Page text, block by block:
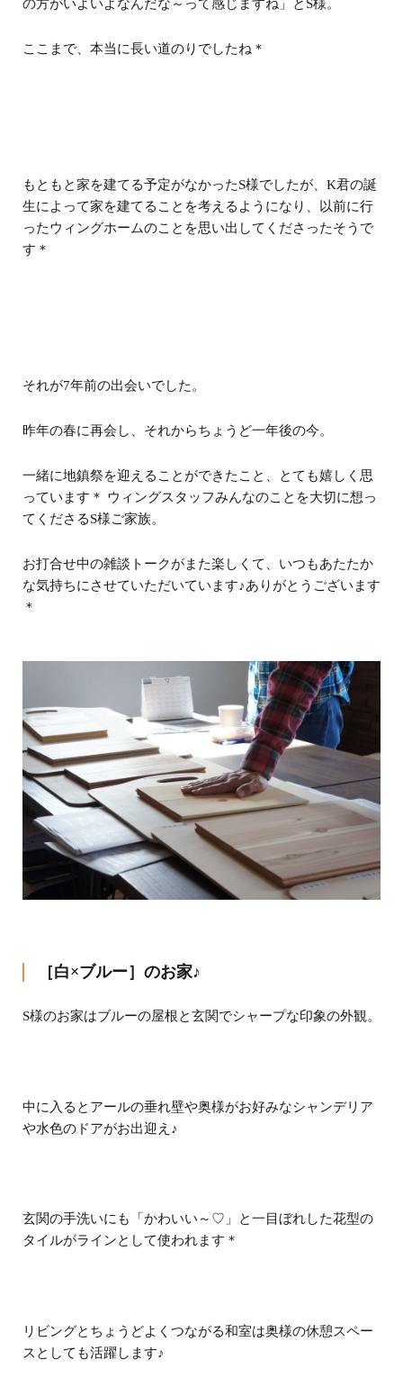
の方がいよいよなんだな～って感じますね」とS様。
ここまで、本当に長い道のりでしたね＊
もともと家を建てる予定がなかったS様でしたが、K君の誕
生によって家を建てることを考えるようになり、以前に行
ったウィングホームのことを思い出してくださったそうで
す＊
それが7年前の出会いでした。
昨年の春に再会し、それからちょうど一年後の今。
一緒に地鎮祭を迎えることができたこと、とても嬉しく思
っています＊ ウィングスタッフみんなのことを大切に想っ
てくださるS様ご家族。
お打合せ中の雑談トークがまた楽しくて、いつもあたたか
な気持ちにさせていただいています♪ありがとうございます
＊
［白×ブルー］のお家♪
S様のお家はブルーの屋根と玄関でシャープな印象の外観。
中に入るとアールの垂れ壁や奥様がお好みなシャンデリア
や水色のドアがお出迎え♪
玄関の手洗いにも「かわいい～♡」と一目ぼれした花型の
タイルがラインとして使われます＊
リビングとちょうどよくつながる和室は奥様の休憩スペー
スとしても活躍します♪